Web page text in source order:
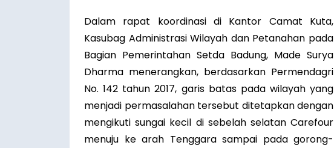
Dalam rapat koordinasi di Kantor Camat Kuta,
Kasubag Administrasi Wilayah dan Petanahan pada
Bagian Pemerintahan Setda Badung, Made Surya
Dharma menerangkan, berdasarkan Permendagri
No. 142 tahun 2017, garis batas pada wilayah yang
menjadi permasalahan tersebut ditetapkan dengan
mengikuti sungai kecil di sebelah selatan Carefour
menuju ke arah Tenggara sampai pada gorong-